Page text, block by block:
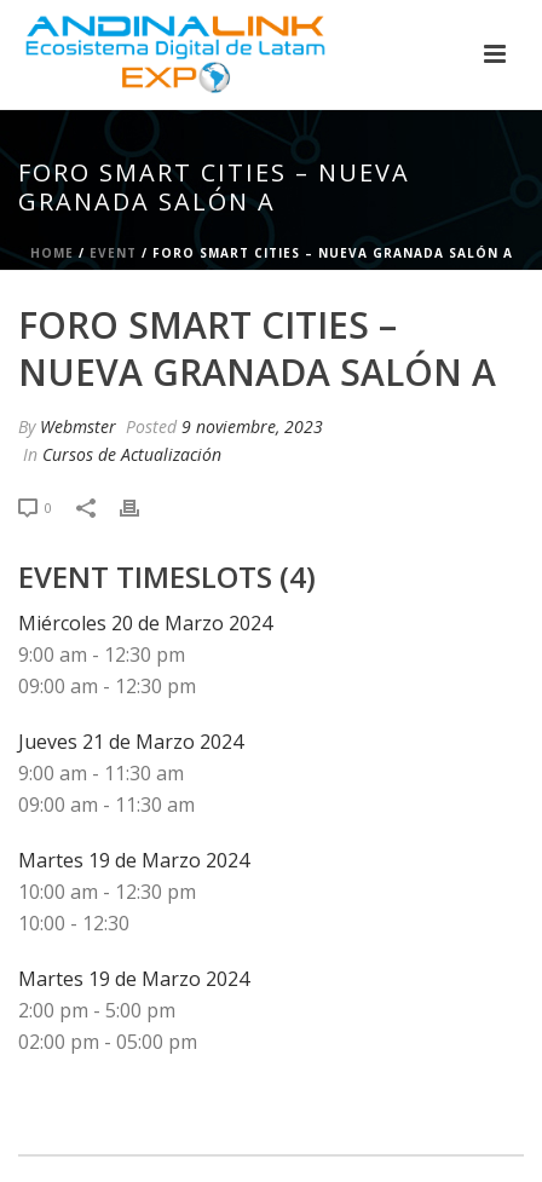
FORO SMART CITIES – NUEVA
GRANADA SALÓN A
HOME/ EVENT / FORO SMART CITIES – NUEVA GRANADA SALÓN A
FORO SMART CITIES –
NUEVA GRANADA SALÓN A
By Webmster Posted 9 noviembre, 2023
In Cursos de Actualización
0
EVENT TIMESLOTS (4)
Miércoles 20 de Marzo 2024
9:00 am - 12:30 pm
09:00 am - 12:30 pm
Jueves 21 de Marzo 2024
9:00 am - 11:30 am
09:00 am - 11:30 am
Martes 19 de Marzo 2024
10:00 am - 12:30 pm
10:00 - 12:30
Martes 19 de Marzo 2024
2:00 pm - 5:00 pm
02:00 pm - 05:00 pm